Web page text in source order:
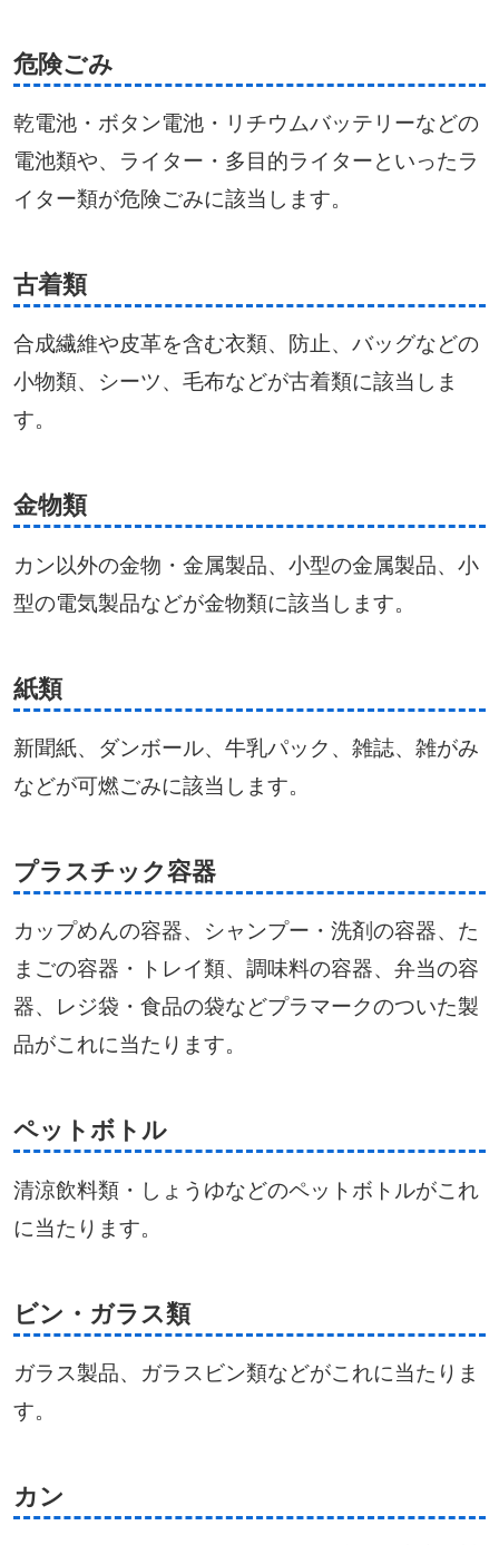
危険ごみ
乾電池・ボタン電池・リチウムバッテリーなどの
電池類や、ライター・多目的ライターといったラ
イター類が危険ごみに該当します。
古着類
合成繊維や皮革を含む衣類、防止、バッグなどの
小物類、シーツ、毛布などが古着類に該当しま
す。
金物類
カン以外の金物・金属製品、小型の金属製品、小
型の電気製品などが金物類に該当します。
紙類
新聞紙、ダンボール、牛乳パック、雑誌、雑がみ
などが可燃ごみに該当します。
プラスチック容器
カップめんの容器、シャンプー・洗剤の容器、た
まごの容器・トレイ類、調味料の容器、弁当の容
器、レジ袋・食品の袋などプラマークのついた製
品がこれに当たります。
ペットボトル
清涼飲料類・しょうゆなどのペットボトルがこれ
に当たります。
ビン・ガラス類
ガラス製品、ガラスビン類などがこれに当たりま
す。
カン